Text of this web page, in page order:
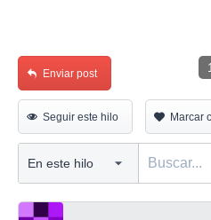
1
Enviar post
Seguir este hilo Marcar